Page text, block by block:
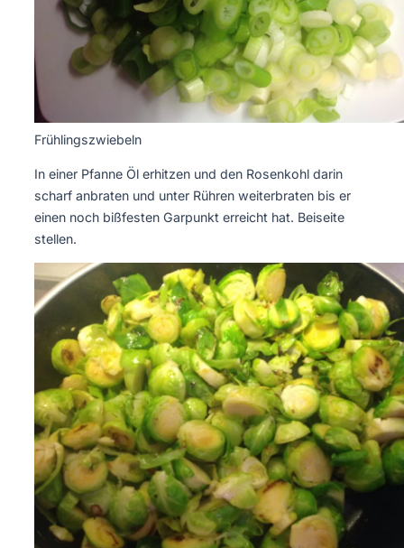
Frühlingszwiebeln
In einer Pfanne Öl erhitzen und den Rosenkohl darin
scharf anbraten und unter Rühren weiterbraten bis er
einen noch bißfesten Garpunkt erreicht hat. Beiseite
stellen.